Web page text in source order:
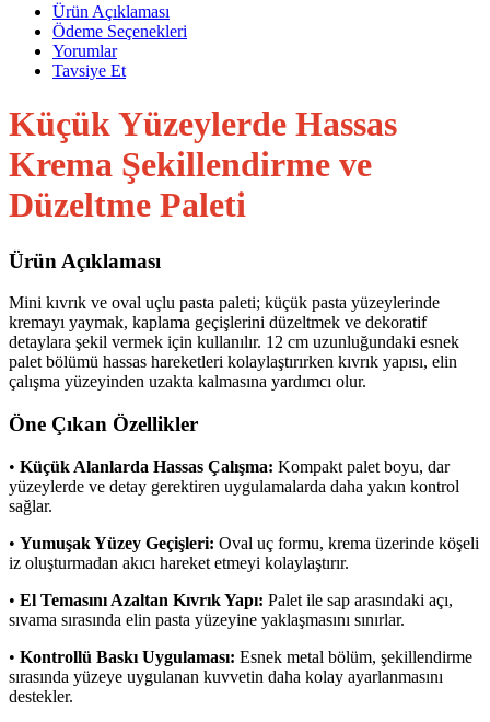
Ürün Açıklaması
Ödeme Seçenekleri
Yorumlar
Tavsiye Et
Küçük Yüzeylerde Hassas
Krema Şekillendirme ve
Düzeltme Paleti
Ürün Açıklaması
Mini kıvrık ve oval uçlu pasta paleti; küçük pasta yüzeylerinde
kremayı yaymak, kaplama geçişlerini düzeltmek ve dekoratif
detaylara şekil vermek için kullanılır. 12 cm uzunluğundaki esnek
palet bölümü hassas hareketleri kolaylaştırırken kıvrık yapısı, elin
çalışma yüzeyinden uzakta kalmasına yardımcı olur.
Öne Çıkan Özellikler
• Küçük Alanlarda Hassas Çalışma: Kompakt palet boyu, dar
yüzeylerde ve detay gerektiren uygulamalarda daha yakın kontrol
sağlar.
• Yumuşak Yüzey Geçişleri: Oval uç formu, krema üzerinde köşeli
iz oluşturmadan akıcı hareket etmeyi kolaylaştırır.
• El Temasını Azaltan Kıvrık Yapı: Palet ile sap arasındaki açı,
sıvama sırasında elin pasta yüzeyine yaklaşmasını sınırlar.
• Kontrollü Baskı Uygulaması: Esnek metal bölüm, şekillendirme
sırasında yüzeye uygulanan kuvvetin daha kolay ayarlanmasını
destekler.